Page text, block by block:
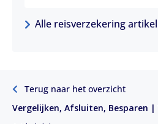
Alle reisverzekering
Terug naar het overzicht
Vergelijken, Afsluiten, Besparen |